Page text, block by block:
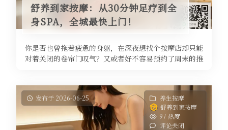
舒养到家按摩：从30分钟足疗到全
身SPA，全城最快上门！
你是否也曾拖着疲惫的身躯，在深夜想找个按摩店却只能
对着关闭的卷帘门叹气？又或者好不容易预约了周末的推
发布于 2026-06-25
养生按摩
舒养到家按摩
97 热度
评论关闭